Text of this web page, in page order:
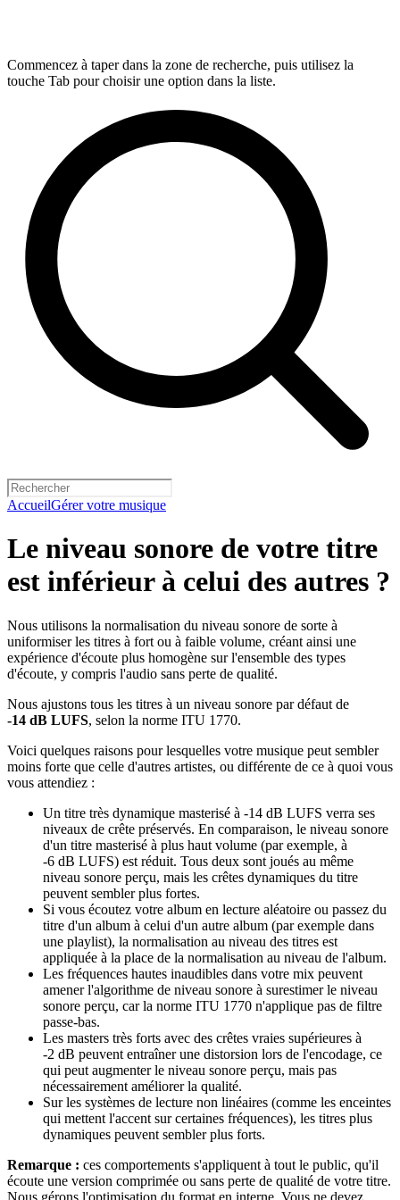
Commencez à taper dans la zone de recherche, puis utilisez la
touche Tab pour choisir une option dans la liste.
AccueilGérer votre musique
Le niveau sonore de votre titre
est inférieur à celui des autres ?
Nous utilisons la normalisation du niveau sonore de sorte à
uniformiser les titres à fort ou à faible volume, créant ainsi une
expérience d'écoute plus homogène sur l'ensemble des types
d'écoute, y compris l'audio sans perte de qualité.
Nous ajustons tous les titres à un niveau sonore par défaut de
-14 dB LUFS, selon la norme ITU 1770.
Voici quelques raisons pour lesquelles votre musique peut sembler
moins forte que celle d'autres artistes, ou différente de ce à quoi vous
vous attendiez :
Un titre très dynamique masterisé à -14 dB LUFS verra ses
niveaux de crête préservés. En comparaison, le niveau sonore
d'un titre masterisé à plus haut volume (par exemple, à
-6 dB LUFS) est réduit. Tous deux sont joués au même
niveau sonore perçu, mais les crêtes dynamiques du titre
peuvent sembler plus fortes.
Si vous écoutez votre album en lecture aléatoire ou passez du
titre d'un album à celui d'un autre album (par exemple dans
une playlist), la normalisation au niveau des titres est
appliquée à la place de la normalisation au niveau de l'album.
Les fréquences hautes inaudibles dans votre mix peuvent
amener l'algorithme de niveau sonore à surestimer le niveau
sonore perçu, car la norme ITU 1770 n'applique pas de filtre
passe-bas.
Les masters très forts avec des crêtes vraies supérieures à
-2 dB peuvent entraîner une distorsion lors de l'encodage, ce
qui peut augmenter le niveau sonore perçu, mais pas
nécessairement améliorer la qualité.
Sur les systèmes de lecture non linéaires (comme les enceintes
qui mettent l'accent sur certaines fréquences), les titres plus
dynamiques peuvent sembler plus forts.
Remarque : ces comportements s'appliquent à tout le public, qu'il
écoute une version comprimée ou sans perte de qualité de votre titre.
Nous gérons l'optimisation du format en interne. Vous ne devez